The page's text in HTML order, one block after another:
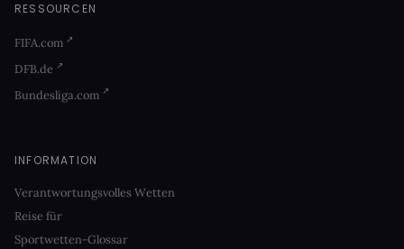
RESSOURCEN
FIFA.com
DFB.de
Bundesliga.com
INFORMATION
Verantwortungsvolles Wetten
Reise für
Sportwetten-Glossar